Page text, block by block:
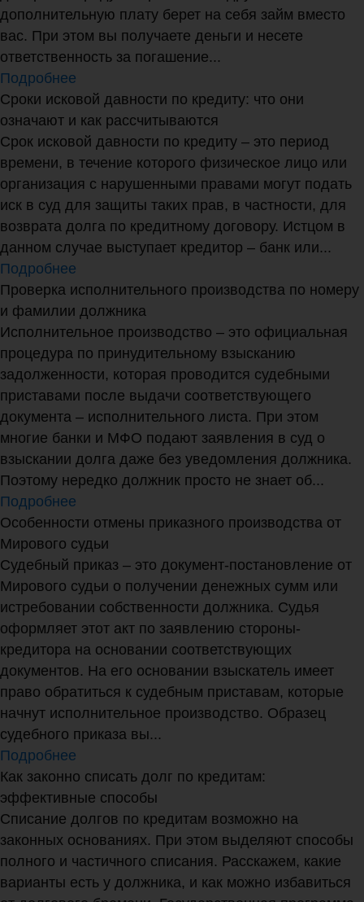
дополнительную плату берет на себя займ вместо
вас. При этом вы получаете деньги и несете
ответственность за погашение...
Подробнее
Сроки исковой давности по кредиту: что они
означают и как рассчитываются
Срок исковой давности по кредиту – это период
времени, в течение которого физическое лицо или
организация с нарушенными правами могут подать
иск в суд для защиты таких прав, в частности, для
возврата долга по кредитному договору. Истцом в
данном случае выступает кредитор – банк или...
Подробнее
Проверка исполнительного производства по номеру
и фамилии должника
Исполнительное производство – это официальная
процедура по принудительному взысканию
задолженности, которая проводится судебными
приставами после выдачи соответствующего
документа – исполнительного листа. При этом
многие банки и МФО подают заявления в суд о
взыскании долга даже без уведомления должника.
Поэтому нередко должник просто не знает об...
Подробнее
Особенности отмены приказного производства от
Мирового судьи
Судебный приказ – это документ-постановление от
Мирового судьи о получении денежных сумм или
истребовании собственности должника. Судья
оформляет этот акт по заявлению стороны-
кредитора на основании соответствующих
документов. На его основании взыскатель имеет
право обратиться к судебным приставам, которые
начнут исполнительное производство. Образец
судебного приказа вы...
Подробнее
Как законно списать долг по кредитам:
эффективные способы
Списание долгов по кредитам возможно на
законных основаниях. При этом выделяют способы
полного и частичного списания. Расскажем, какие
варианты есть у должника, и как можно избавиться